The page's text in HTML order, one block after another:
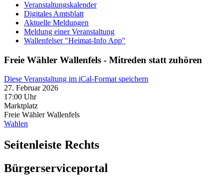
Veranstaltungskalender
Digitales Amtsblatt
Aktuelle Meldungen
Meldung einer Veranstaltung
Wallenfelser "Heimat-Info App"
Freie Wähler Wallenfels - Mitreden statt zuhören
Diese Veranstaltung im iCal-Format speichern
27. Februar 2026
17:00 Uhr
Marktplatz
Freie Wähler Wallenfels
Wahlen
Seitenleiste Rechts
Bürgerserviceportal